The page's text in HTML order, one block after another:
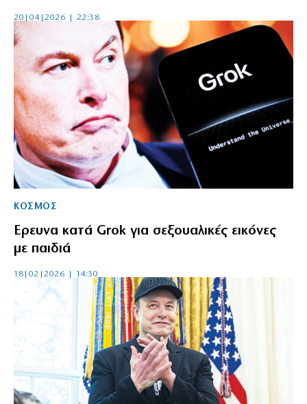
20|04|2026 | 22:38
ΚΟΣΜΟΣ
Ερευνα κατά Grok για σεξουαλικές εικόνες
με παιδιά
18|02|2026 | 14:30